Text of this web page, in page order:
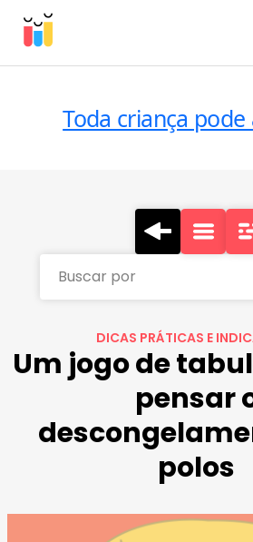
Toda criança
Buscar por
DICAS PRÁTICAS E
Um jogo de
pensar
polos